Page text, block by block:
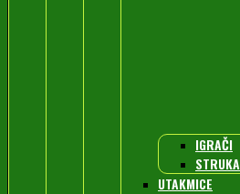
IGRAČI
STRUKA
UTAKMICE